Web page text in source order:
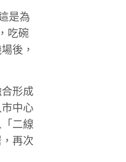
是為
吃碗
後，
形成
中心
二線
再次